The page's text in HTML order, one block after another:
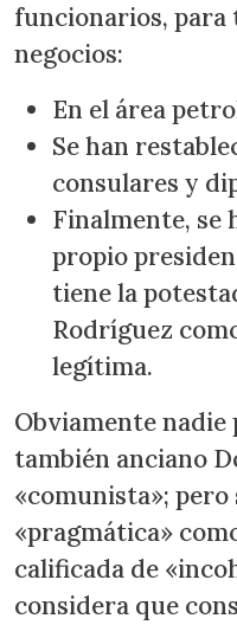
funcionarios,
negocios:
En el área
Se han
consulares y
Finalmente, se
propio
tiene la
Rodríguez
legítima.
Obviamente nadie
también anciano
«comunista»;
«pragmática»
calificada de
considera que